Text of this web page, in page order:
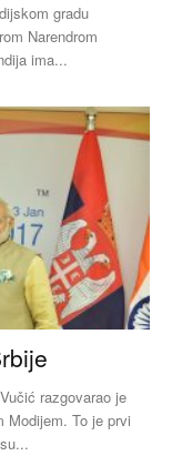
gradu
Narendrom
ima...
razgovarao je
Modijem. To je prvi